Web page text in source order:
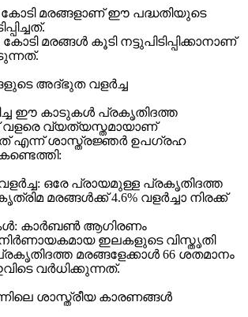
കോടി മരങ്ങളാണ് ഈ പദ്ധതിയുടെ
കോടി മരങ്ങൾ കൂടി നട്ടുപിടിപ്പിക്കാനാണ്
അദ്ഭുത വളർച്ച
ഈ കാടുകൾ പ്രകൃതിദത്ത
വളരെ വ്യത്യസ്തമായാണ്
എന്ന് ശാസ്ത്രജ്ഞർ ഉപഗ്രഹ
ഒരേ പ്രായമുള്ള പ്രകൃതിദത്ത
മരങ്ങൾക്ക് 4.6% വളർച്ചാ നിരക്ക്
കാർബൺ ആഗിരണം
ഇലകളുടെ വിസ്തൃതി
പ്രകൃതിദത്ത മരങ്ങളേക്കാൾ 66 ശതമാനം
വർധിക്കുന്നത്.
ശാസ്ത്രീയ കാരണങ്ങൾ